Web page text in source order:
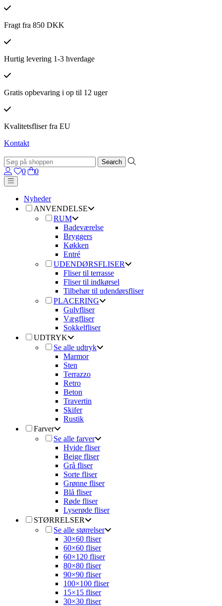
Fragt fra 850 DKK
Hurtig levering 1-3 hverdage
Gratis opbevaring i op til 12 uger
Kvalitetsfliser fra EU
Kontakt
0 0
Nyheder
ANVENDELSE
RUM
Badeværelse
Bryggers
Køkken
Entré
UDENDØRSFLISER
Fliser til terrasse
Fliser til indkørsel
Tilbehør til udendørsfliser
PLACERING
Gulvfliser
Vægfliser
Sokkelfliser
UDTRYK
Se alle udtryk
Marmor
Sten
Terrazzo
Retro
Beton
Travertin
Skifer
Rustik
Farver
Se alle farver
Hvide fliser
Beige fliser
Grå fliser
Sorte fliser
Grønne fliser
Blå fliser
Røde fliser
Lyserøde fliser
STØRRELSER
Se alle størrelser
30×60 fliser
60×60 fliser
60×120 fliser
80×80 fliser
90×90 fliser
100×100 fliser
15×15 fliser
30×30 fliser